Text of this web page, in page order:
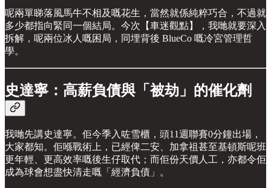
呢兩單睇落風馬牛不相及嘅花生，當然就係純粹巧合，不過就
多少都指向緊同一個結局。今次【車迷觀點】，我哋就要深入
拆解，呢兩位冰人嘅困局，同埋背後 BlueCo 嘅冷宮管理哲
學。
史達寧：高薪負債與「被劫」的催化劑
我哋先講史達寧。佢今季入咗雪櫃，頭11週聯賽0分鐘出場，
大家都知。佢喺戰術上，已經俾二安、加拿祖甚至基頓斯呢班
更年輕、更高效率嘅後生仔取代；而佢份天價人工，亦都令佢
成為球會想盡快清走嘅「經濟負債」。